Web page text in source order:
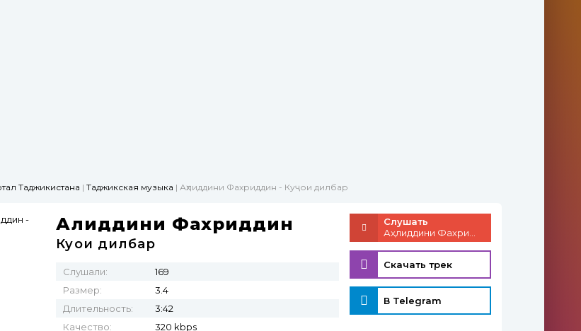
Таджикистана | Таджикская музыка | Аҳлиддини Фахриддин - Куҷои дилбар
Аҳлиддини Фахриддин
Куҷои дилбар
Слушали:
169
Размер:
3.4
Длительность:
3:42
Качество:
320 kbps
Слушать
Скачать трек
В Telegram